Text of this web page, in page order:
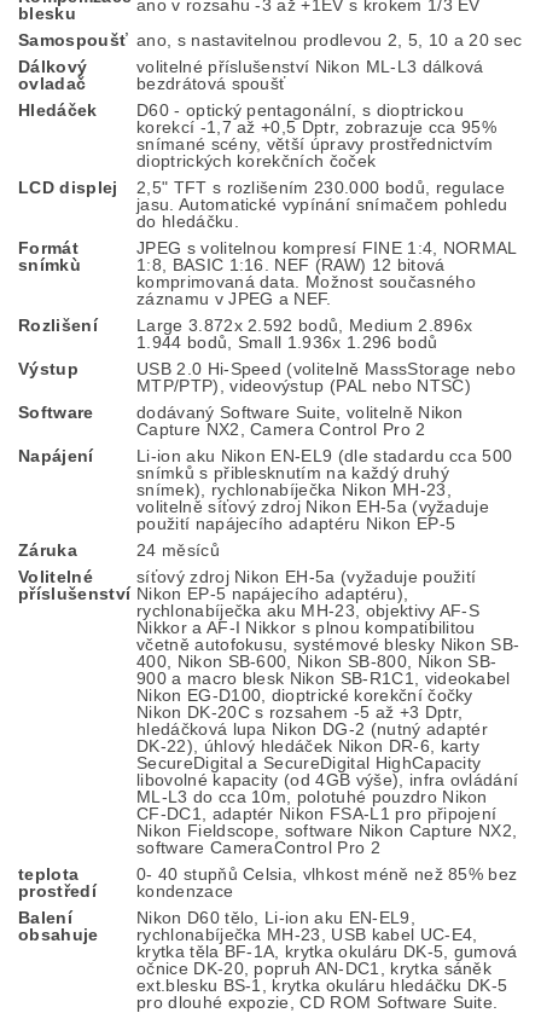
blesku
ano v rozsahu -3 až +1EV s krokem 1/3 EV
Samospoušť ano, s nastavitelnou prodlevou 2, 5, 10 a 20 sec
Dálkový
ovladač
volitelné příslušenství Nikon ML-L3 dálková
bezdrátová spoušť
Hledáček
D60 - optický pentagonální, s dioptrickou
korekcí -1,7 až +0,5 Dptr, zobrazuje cca 95%
snímané scény, větší úpravy prostřednictvím
dioptrických korekčních čoček
LCD displej
2,5" TFT s rozlišením 230.000 bodů, regulace
jasu. Automatické vypínání snímačem pohledu
do hledáčku.
Formát
snímkù
JPEG s volitelnou kompresí FINE 1:4, NORMAL
1:8, BASIC 1:16. NEF (RAW) 12 bitová
komprimovaná data. Možnost současného
záznamu v JPEG a NEF.
Rozlišení
Large 3.872x 2.592 bodů, Medium 2.896x
1.944 bodů, Small 1.936x 1.296 bodů
Výstup
USB 2.0 Hi-Speed (volitelně MassStorage nebo
MTP/PTP), videovýstup (PAL nebo NTSC)
Software
dodávaný Software Suite, volitelně Nikon
Capture NX2, Camera Control Pro 2
Napájení
Li-ion aku Nikon EN-EL9 (dle stadardu cca 500
snímků s přiblesknutím na každý druhý
snímek), rychlonabíječka Nikon MH-23,
volitelně síťový zdroj Nikon EH-5a (vyžaduje
použití napájecího adaptéru Nikon EP-5
Záruka
24 měsíců
Volitelné
příslušenství
síťový zdroj Nikon EH-5a (vyžaduje použití
Nikon EP-5 napájecího adaptéru),
rychlonabíječka aku MH-23, objektivy AF-S
Nikkor a AF-I Nikkor s plnou kompatibilitou
včetně autofokusu, systémové blesky Nikon SB-
400, Nikon SB-600, Nikon SB-800, Nikon SB-
900 a macro blesk Nikon SB-R1C1, videokabel
Nikon EG-D100, dioptrické korekční čočky
Nikon DK-20C s rozsahem -5 až +3 Dptr,
hledáčková lupa Nikon DG-2 (nutný adaptér
DK-22), úhlový hledáček Nikon DR-6, karty
SecureDigital a SecureDigital HighCapacity
libovolné kapacity (od 4GB výše), infra ovládání
ML-L3 do cca 10m, polotuhé pouzdro Nikon
CF-DC1, adaptér Nikon FSA-L1 pro připojení
Nikon Fieldscope, software Nikon Capture NX2,
software CameraControl Pro 2
teplota
prostředí
0- 40 stupňů Celsia, vlhkost méně než 85% bez
kondenzace
Balení
obsahuje
Nikon D60 tělo, Li-ion aku EN-EL9,
rychlonabíječka MH-23, USB kabel UC-E4,
krytka těla BF-1A, krytka okuláru DK-5, gumová
očnice DK-20, popruh AN-DC1, krytka sáněk
ext.blesku BS-1, krytka okuláru hledáčku DK-5
pro dlouhé expozie, CD ROM Software Suite.